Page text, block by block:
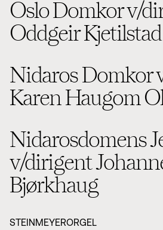
Oslo Domkor v/
Oddgeir Kjetilstad
Nidaros Domkor
Karen Haugom
Nidarosdomens
v/dirigent
Bjørkhaug
STEINMEYERORGEL